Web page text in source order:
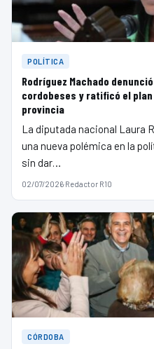
POLÍTICA
Rodríguez Machado
cordobeses y ratificó el
provincia
La diputada nacional Laura
una nueva polémica en la
sin dar…
02/07/2026·Redactor R10
CÓRDOBA